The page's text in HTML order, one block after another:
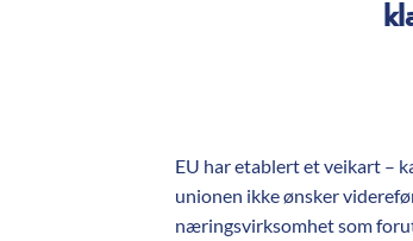
EU har etablert et veikart –
unionen ikke ønsker
næringsvirksomhet som